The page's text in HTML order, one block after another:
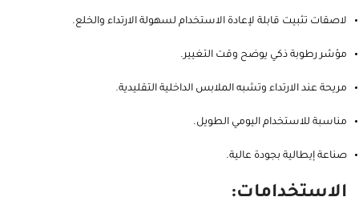
لاصقات تثبيت قابلة لإعادة الاستخدام لسهولة الارتداء والخلع.
مؤشر رطوبة ذكي يوضح وقت التغيير.
مريحة عند الارتداء وتشبه الملابس الداخلية التقليدية.
مناسبة للاستخدام اليومي الطويل.
صناعة إيطالية بجودة عالية.
الاستخدامات: